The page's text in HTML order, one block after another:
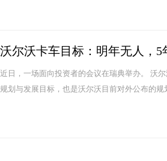
沃尔沃卡车目标：明年无人，5
近日，一场面向投资者的会议在瑞典举办。 沃
规划与发展目标，也是沃尔沃目前对外公布的